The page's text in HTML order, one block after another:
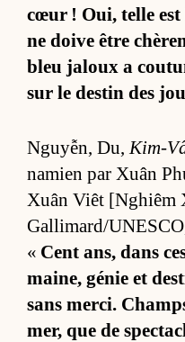
cœur ! Oui, telle
ne doive être
bleu ja­loux a
sur le des­tin des
Nguyễn, Du, Kim-
na­mien par Xuân
Xuân Viêt [N­ghiêm
Gal­li­mard/
« Cent ans, dans
mai­ne, gé­nie et
sans mer­ci.
mer, que de